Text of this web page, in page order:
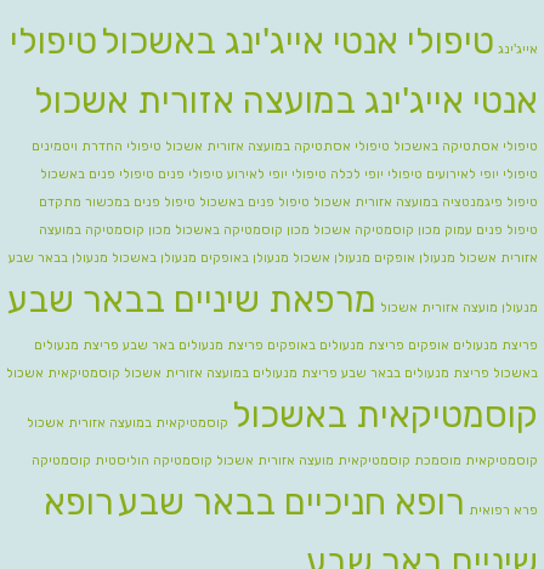
אייג'ינג טיפולי אנטי אייג'ינג באשכולטיפולי
אנטי אייג'ינג במועצה אזורית אשכול
טיפולי אסתטיקה באשכול טיפולי אסתטיקה במועצה אזורית אשכול טיפולי החדרת ויטמינים
טיפולי יופי לאירועים טיפולי יופי לכלה טיפולי יופי לאירוע טיפולי פנים טיפולי פנים באשכול
טיפול פיגמנטציה במועצה אזורית אשכול טיפול פנים באשכול טיפול פנים במכשור מתקדם
טיפול פנים עמוק מכון קוסמטיקה אשכול מכון קוסמטיקה באשכול מכון קוסמטיקה במועצה
אזורית אשכול מנעולן אופקים מנעולן אשכול מנעולן באופקים מנעולן באשכול מנעולן בבאר שבע
מנעולן מועצה אזורית אשכול מרפאת שיניים בבאר שבע
פריצת מנעולים אופקים פריצת מנעולים באופקים פריצת מנעולים באר שבע פריצת מנעולים
באשכול פריצת מנעולים בבאר שבע פריצת מנעולים במועצה אזורית אשכול קוסמטיקאית אשכול
קוסמטיקאית באשכול קוסמטיקאית במועצה אזורית אשכול
קוסמטיקאית מוסמכת קוסמטיקאית מועצה אזורית אשכול קוסמטיקה הוליסטית קוסמטיקה
פרא רפואית רופא חניכיים בבאר שבערופא